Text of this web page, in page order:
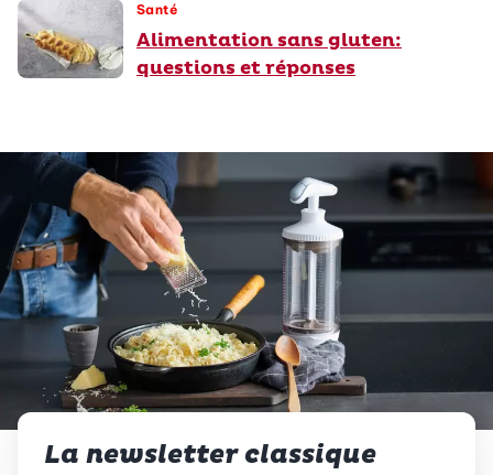
Santé
Alimentation sans gluten:
questions et réponses
La newsletter classique